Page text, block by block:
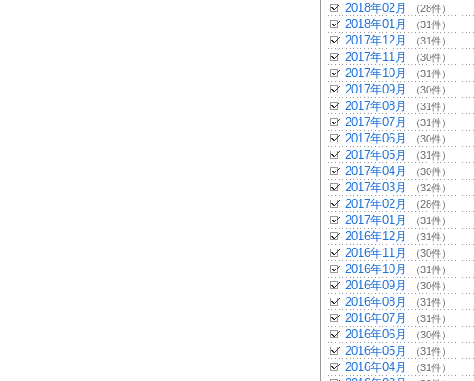
2018年02月 （28件）
2018年01月 （31件）
2017年12月 （31件）
2017年11月 （30件）
2017年10月 （31件）
2017年09月 （30件）
2017年08月 （31件）
2017年07月 （31件）
2017年06月 （30件）
2017年05月 （31件）
2017年04月 （30件）
2017年03月 （32件）
2017年02月 （28件）
2017年01月 （31件）
2016年12月 （31件）
2016年11月 （30件）
2016年10月 （31件）
2016年09月 （30件）
2016年08月 （31件）
2016年07月 （31件）
2016年06月 （30件）
2016年05月 （31件）
2016年04月 （31件）